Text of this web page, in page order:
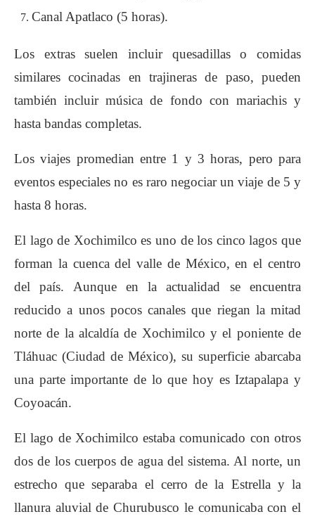
Canal Apatlaco (5 horas).
Los extras suelen incluir quesadillas o comidas
similares cocinadas en trajineras de paso, pueden
también incluir música de fondo con mariachis y
hasta bandas completas.
Los viajes promedian entre 1 y 3 horas, pero para
eventos especiales no es raro negociar un viaje de 5 y
hasta 8 horas.
El lago de Xochimilco es uno de los cinco lagos que
forman la cuenca del valle de México, en el centro
del país. Aunque en la actualidad se encuentra
reducido a unos pocos canales que riegan la mitad
norte de la alcaldía de Xochimilco y el poniente de
Tláhuac (Ciudad de México), su superficie abarcaba
una parte importante de lo que hoy es Iztapalapa y
Coyoacán.
El lago de Xochimilco estaba comunicado con otros
dos de los cuerpos de agua del sistema. Al norte, un
estrecho que separaba el cerro de la Estrella y la
llanura aluvial de Churubusco le comunicaba con el